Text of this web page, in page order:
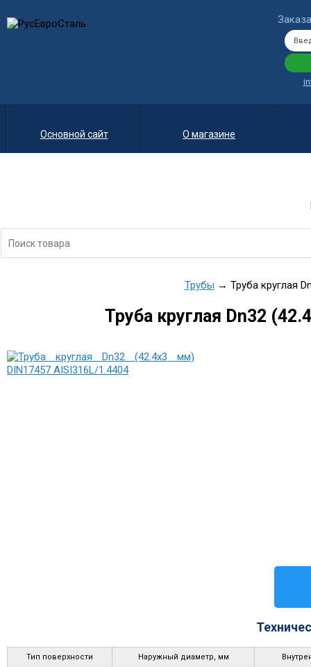
Основной сайт О магазине
Трубы → Труба круглая
Труба круглая Dn32
Тип поверхности Наружный диаметр, мм